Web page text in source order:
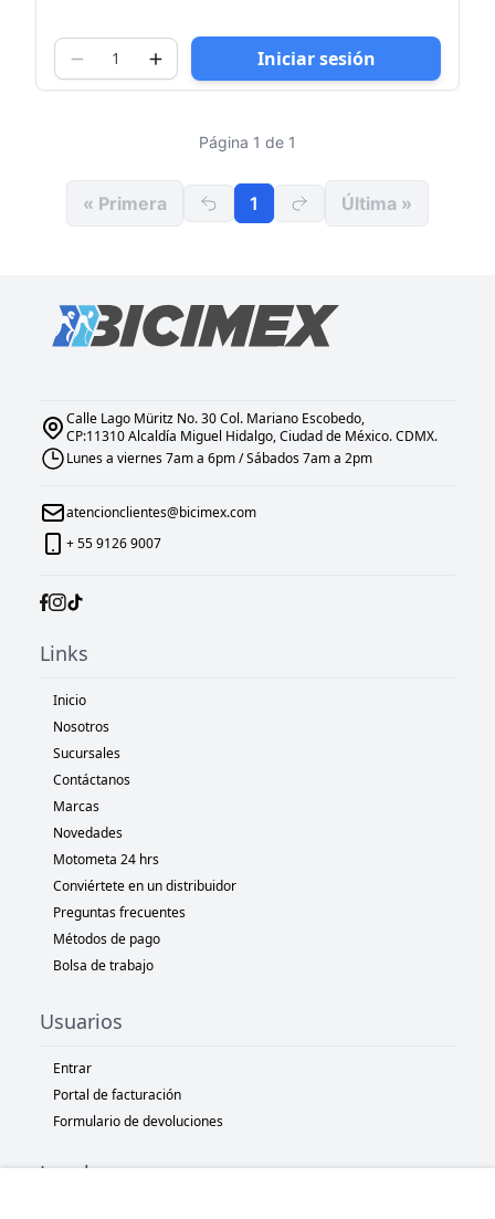
Iniciar sesión
Página 1 de 1
« Primera 1 Última »
Calle Lago Müritz No. 30 Col. Mariano Escobedo,
CP:11310 Alcaldía Miguel Hidalgo, Ciudad de México. CDMX.
Lunes a viernes 7am a 6pm / Sábados 7am a 2pm
atencionclientes@bicimex.com
+ 55 9126 9007
Links
Inicio
Nosotros
Sucursales
Contáctanos
Marcas
Novedades
Motometa 24 hrs
Conviértete en un distribuidor
Preguntas frecuentes
Métodos de pago
Bolsa de trabajo
Usuarios
Entrar
Portal de facturación
Formulario de devoluciones
Legal